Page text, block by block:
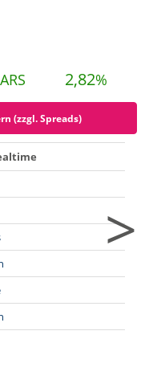
ARS 2,82%
(zzgl. Spreads)
>